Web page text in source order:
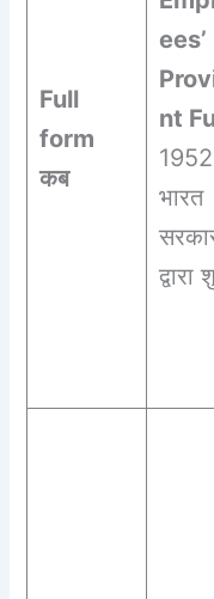
Full
form
कब
ees’
nt
भारत